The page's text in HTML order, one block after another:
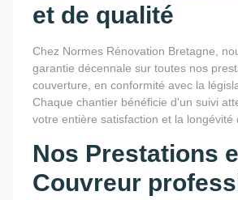
et de qualité
Chez Normes Rénovation Bretagne,
garantie décennale sur toutes nos
couverture, en conformité avec la
Chaque chantier bénéficie d'un suivi
votre entière satisfaction et la longévité
Nos Prestations
Couvreur